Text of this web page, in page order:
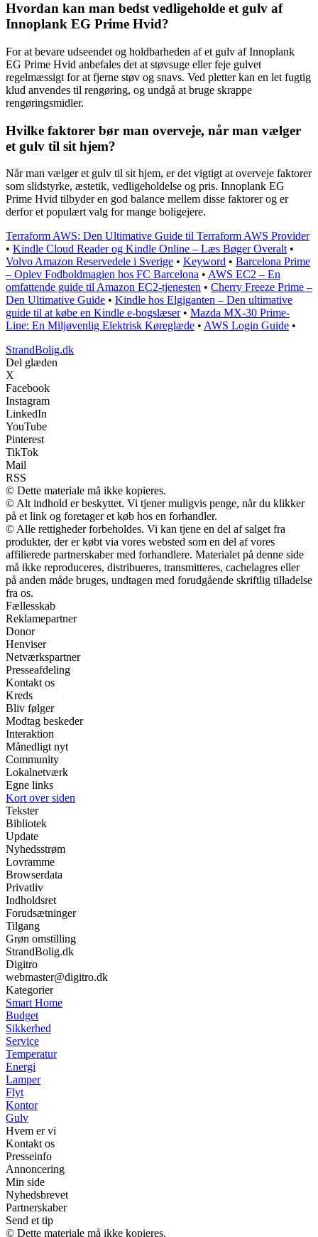
Hvordan kan man bedst vedligeholde et gulv af
Innoplank EG Prime Hvid?
For at bevare udseendet og holdbarheden af et gulv af Innoplank
EG Prime Hvid anbefales det at støvsuge eller feje gulvet
regelmæssigt for at fjerne støv og snavs. Ved pletter kan en let fugtig
klud anvendes til rengøring, og undgå at bruge skrappe
rengøringsmidler.
Hvilke faktorer bør man overveje, når man vælger
et gulv til sit hjem?
Når man vælger et gulv til sit hjem, er det vigtigt at overveje faktorer
som slidstyrke, æstetik, vedligeholdelse og pris. Innoplank EG
Prime Hvid tilbyder en god balance mellem disse faktorer og er
derfor et populært valg for mange boligejere.
Terraform AWS: Den Ultimative Guide til Terraform AWS Provider
• Kindle Cloud Reader og Kindle Online – Læs Bøger Overalt•
Volvo Amazon Reservedele i Sverige • Keyword • Barcelona Prime
– Oplev Fodboldmagien hos FC Barcelona • AWS EC2 – En
omfattende guide til Amazon EC2-tjenesten • Cherry Freeze Prime –
Den Ultimative Guide • Kindle hos Elgiganten – Den ultimative
guide til at købe en Kindle e-bogslæser• Mazda MX-30 Prime-
Line: En Miljøvenlig Elektrisk Køreglæde • AWS Login Guide •
StrandBolig.dk
Del glæden
X
Facebook
Instagram
LinkedIn
YouTube
Pinterest
TikTok
Mail
RSS
© Dette materiale må ikke kopieres.
© Alt indhold er beskyttet. Vi tjener muligvis penge, når du klikker
på et link og foretager et køb hos en forhandler.
© Alle rettigheder forbeholdes. Vi kan tjene en del af salget fra
produkter, der er købt via vores websted som en del af vores
affilierede partnerskaber med forhandlere. Materialet på denne side
må ikke reproduceres, distribueres, transmitteres, cachelagres eller
på anden måde bruges, undtagen med forudgående skriftlig tilladelse
fra os.
Fællesskab
Reklamepartner
Donor
Henviser
Netværkspartner
Presseafdeling
Kontakt os
Kreds
Bliv følger
Modtag beskeder
Interaktion
Månedligt nyt
Community
Lokalnetværk
Egne links
Kort over siden
Tekster
Bibliotek
Update
Nyhedsstrøm
Lovramme
Browserdata
Privatliv
Indholdsret
Forudsætninger
Tilgang
Grøn omstilling
StrandBolig.dk
Digitro
webmaster@digitro.dk
Kategorier
Smart Home
Budget
Sikkerhed
Service
Temperatur
Energi
Lamper
Flyt
Kontor
Gulv
Hvem er vi
Kontakt os
Presseinfo
Annoncering
Min side
Nyhedsbrevet
Partnerskaber
Send et tip
© Dette materiale må ikke kopieres.